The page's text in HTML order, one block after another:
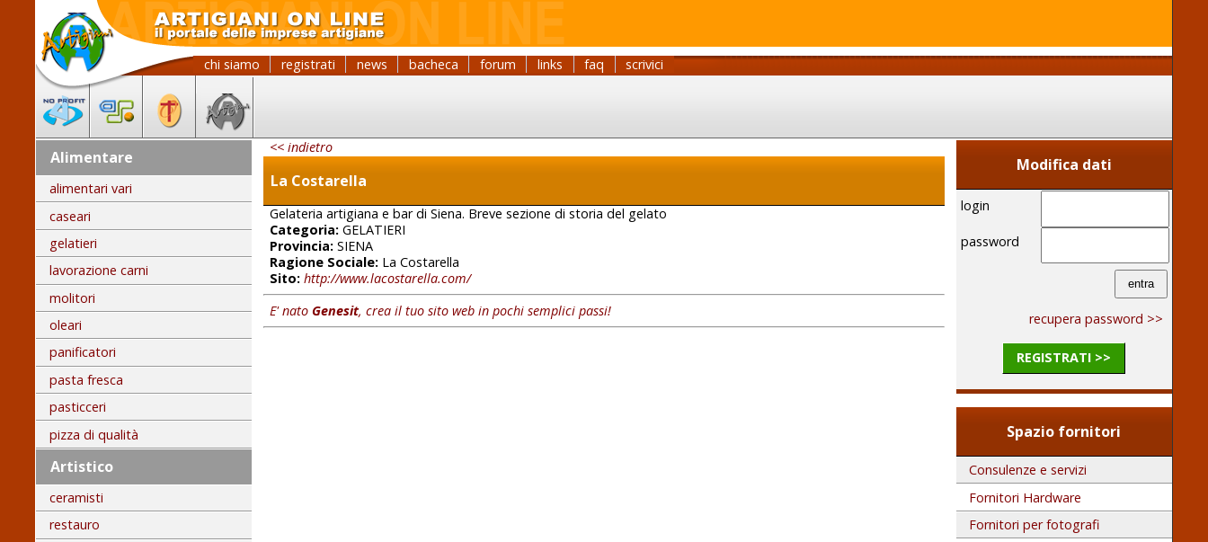
chi siamo registrati news bacheca forum links faq scrivici
Alimentare
alimentari vari
caseari
gelatieri
lavorazione carni
molitori
oleari
panificatori
pasta fresca
pasticceri
pizza di qualità
Artistico
ceramisti
restauro
<< indietro
La Costarella
Gelateria artigiana e bar di Siena. Breve sezione di storia del gelato
Categoria: GELATIERI
Provincia: SIENA
Ragione Sociale: La Costarella
Sito: http://www.lacostarella.com/
E' nato Genesit, crea il tuo sito web in pochi semplici passi!
Modifica dati
login
password
recupera password >>
REGISTRATI >>
Spazio fornitori
Consulenze e servizi
Fornitori Hardware
Fornitori per fotografi